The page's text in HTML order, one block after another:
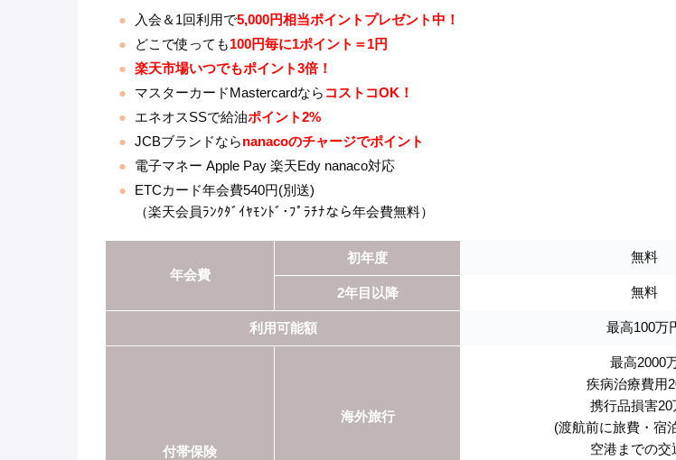
入会＆1回利用で5,000円相当ポイントプレゼント中！
どこで使っても100円毎に1ポイント＝1円
楽天市場いつでもポイント3倍！
マスターカードMastercardなら コストコOK！
エネオスSSで給油ポイント2%
JCBブランドならnanacoのチャージでポイント
電子マネー Apple Pay 楽天Edy nanaco対応
ETCカード年会費540円(別送)
（楽天会員ﾗﾝｸﾀﾞｲﾔﾓﾝﾄﾞ･ﾌﾟﾗﾁﾅなら年会費無料）
年会費
初年度 無料
2年目以降 無料
利用可能額 最高100万
付帯保険
海外旅行
最高2000
疾病治療費用
携行品損害20
(渡航前に旅費・宿
空港までの交